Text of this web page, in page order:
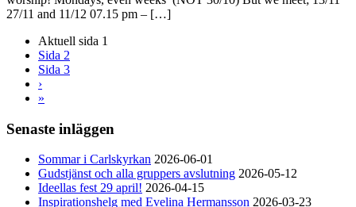
27/11 and 11/12 07.15 pm – […]
Aktuell sida 1
Sida 2
Sida 3
›
»
Senaste inläggen
Sommar i Carlskyrkan 2026-06-01
Gudstjänst och alla gruppers avslutning 2026-05-12
Ideellas fest 29 april! 2026-04-15
Inspirationshelg med Evelina Hermansson 2026-03-23